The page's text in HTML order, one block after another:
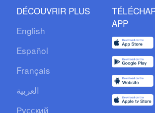
DÉCOUVRIR PLUS
English
Español
Français
العربية
Русский
APP